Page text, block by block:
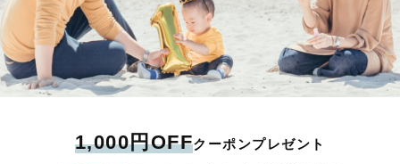
1,000円OFFクーポンプレゼント